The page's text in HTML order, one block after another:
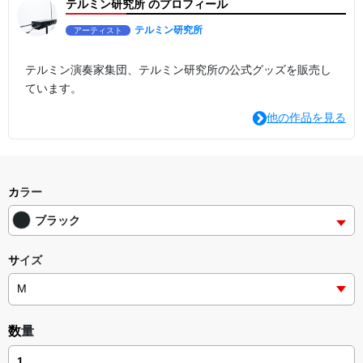
テルミン研究所 のプロフィール
アーティスト テルミン研究所
テルミン演奏家集団、テルミン研究所の公式グッズを販売し
ています。
他の作品を見る
カラー
ブラック
サイズ
数量